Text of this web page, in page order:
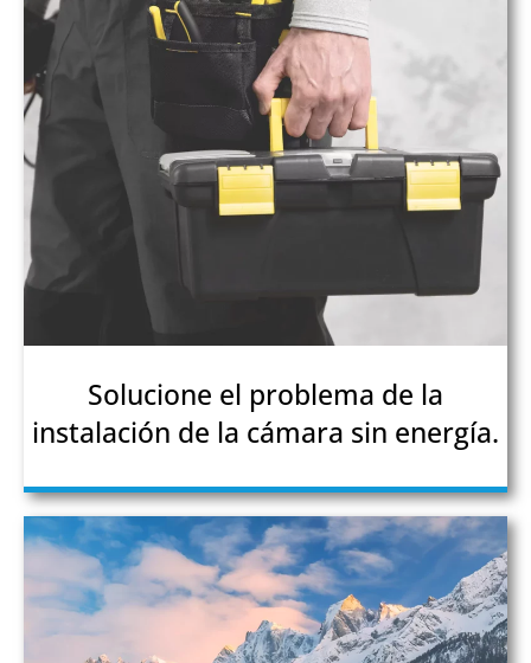
Solucione el problema de la
instalación de la cámara sin energía.